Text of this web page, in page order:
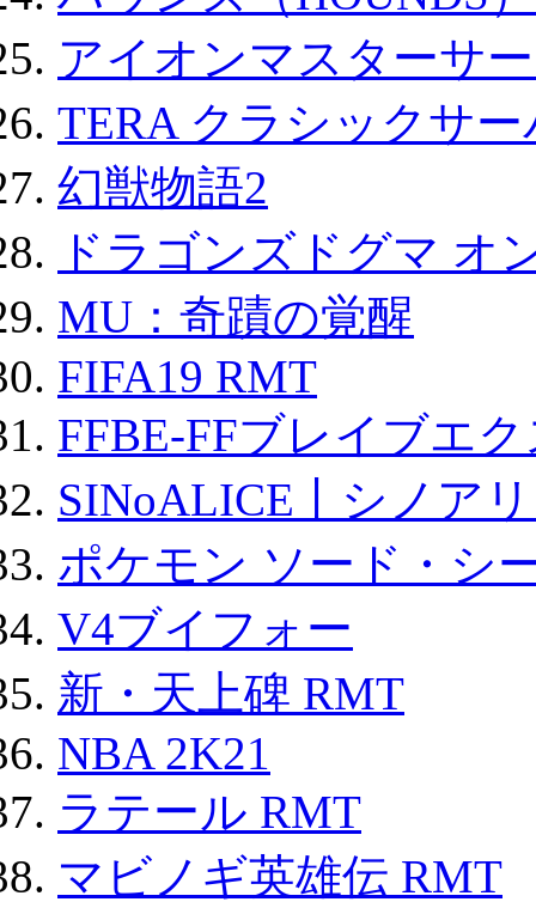
アイオンマスターサ
TERA クラシックサ
幻獣物語2
ドラゴンズドグマ オ
MU：奇蹟の覚醒
FIFA19 RMT
FFBE-FFブレイブエ
SINoALICE丨シノア
ポケモン ソード・シ
V4ブイフォー
新・天上碑 RMT
NBA 2K21
ラテール RMT
マビノギ英雄伝 RMT